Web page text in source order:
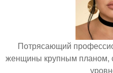
Потрясающий
женщины крупным планом,